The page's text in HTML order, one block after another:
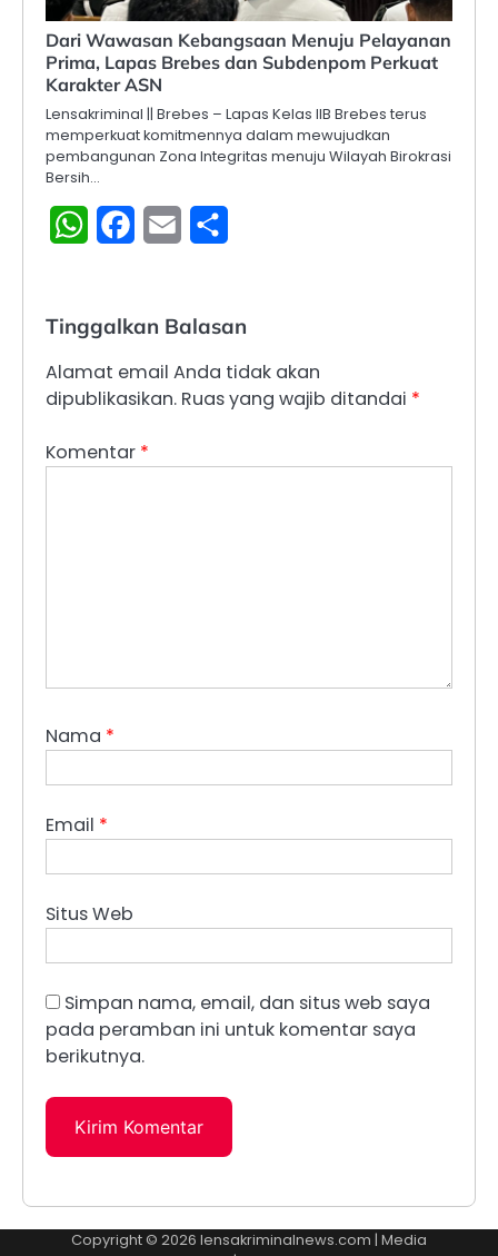
Dari Wawasan Kebangsaan Menuju Pelayanan
Prima, Lapas Brebes dan Subdenpom Perkuat
Karakter ASN
Lensakriminal || Brebes – Lapas Kelas IIB Brebes terus
memperkuat komitmennya dalam mewujudkan
pembangunan Zona Integritas menuju Wilayah Birokrasi
Bersih…
WhatsAppFacebook
Email
Tinggalkan Balasan
Alamat email Anda tidak akan
dipublikasikan. Ruas yang wajib ditandai *
Komentar *
Nama *
Email *
Situs Web
Simpan nama, email, dan situs web saya
pada peramban ini untuk komentar saya
berikutnya.
Copyright © 2026 lensakriminalnews.com | Media